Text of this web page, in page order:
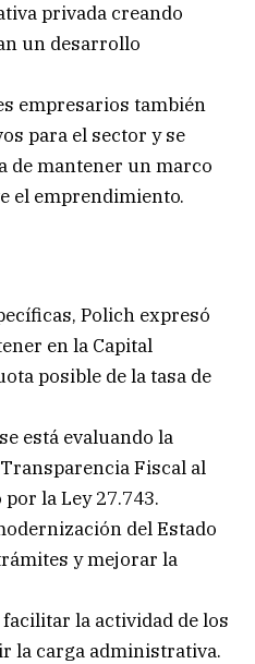
privada creando
un desarrollo
empresarios también
para el sector y se
de mantener un marco
el emprendimiento.
Polich expresó
en la Capital
posible de la tasa de
está evaluando la
Fiscal al
la Ley 27.743.
del Estado
y mejorar la
la actividad de los
la carga administrativa.